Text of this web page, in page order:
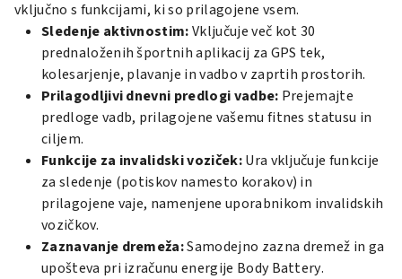
vključno s funkcijami, ki so prilagojene vsem.
Sledenje aktivnostim:Vključuje več kot 30
prednaloženih športnih aplikacij za GPS tek,
kolesarjenje, plavanje in vadbo v zaprtih prostorih.
Prilagodljivi dnevni predlogi vadbe: Prejemajte
predloge vadb, prilagojene vašemu fitnes statusu in
ciljem.
Funkcije za invalidski voziček:Ura vključuje funkcije
za sledenje (potiskov namesto korakov) in
prilagojene vaje, namenjene uporabnikom invalidskih
vozičkov.
Zaznavanje dremeža:Samodejno zazna dremež in ga
upošteva pri izračunu energije Body Battery.